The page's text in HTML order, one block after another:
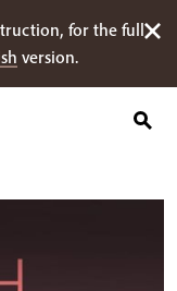
for the full
version.